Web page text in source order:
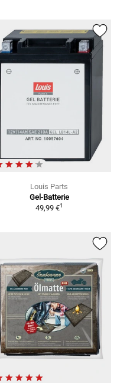
Louis Parts
Gel-Batterie
49,99 €1